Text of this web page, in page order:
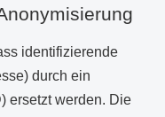
identifizierende
durch ein
ersetzt werden. Die